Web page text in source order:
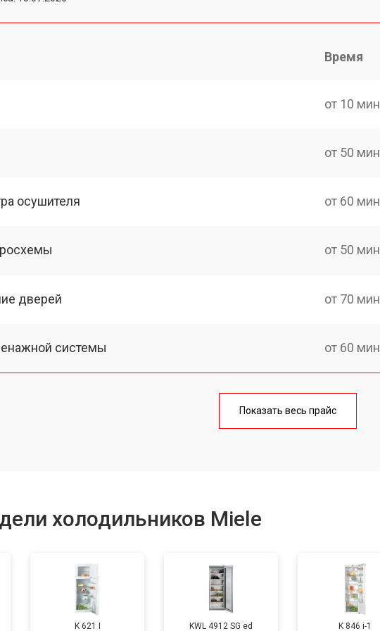
Время
от 10 мин
от 50 мин
осушителя от 60 мин
от 50 мин
дверей от 70 мин
системы от 60 мин
от 60 мин
от 70 мин
Показать весь прайс
холодильников Miele
K 621 I KWL 4912 SG ed K 846 i-1